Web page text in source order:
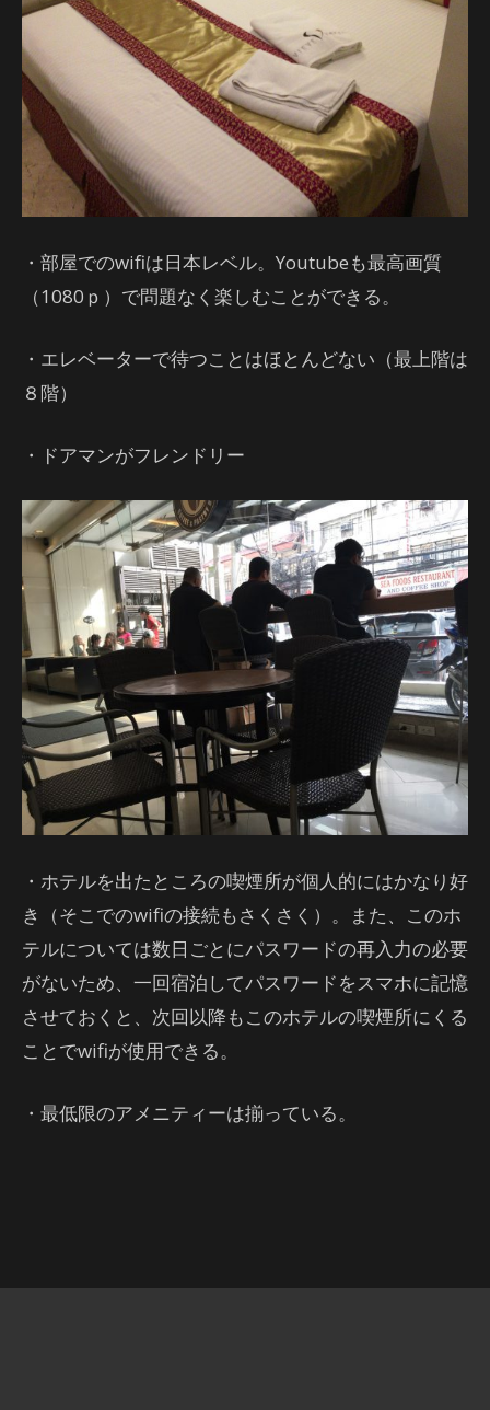
・部屋でのwifiは日本レベル。Youtubeも最高画質
（1080ｐ）で問題なく楽しむことができる。
・エレベーターで待つことはほとんどない（最上階は
８階）
・ドアマンがフレンドリー
・ホテルを出たところの喫煙所が個人的にはかなり好
き（そこでのwifiの接続もさくさく）。また、このホ
テルについては数日ごとにパスワードの再入力の必要
がないため、一回宿泊してパスワードをスマホに記憶
させておくと、次回以降もこのホテルの喫煙所にくる
ことでwifiが使用できる。
・最低限のアメニティーは揃っている。